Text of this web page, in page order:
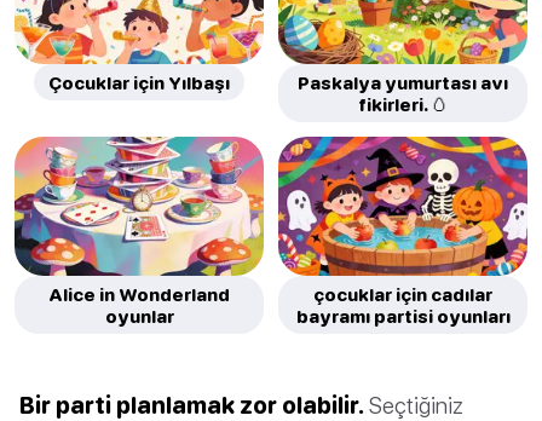
Çocuklar için Yılbaşı
Paskalya yumurtası avı
fikirleri. 🥚
Alice in Wonderland
oyunlar
çocuklar için cadılar
bayramı partisi oyunları
Bir parti planlamak zor olabilir. Seçtiğiniz